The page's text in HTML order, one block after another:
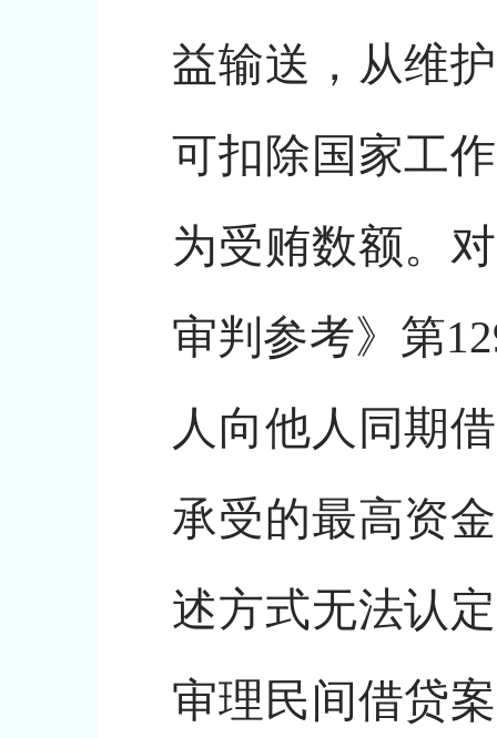
益输送，从维
可扣除国家工
为受贿数额。
审判参考》第
人向他人同期
承受的最高资
述方式无法认
审理民间借贷